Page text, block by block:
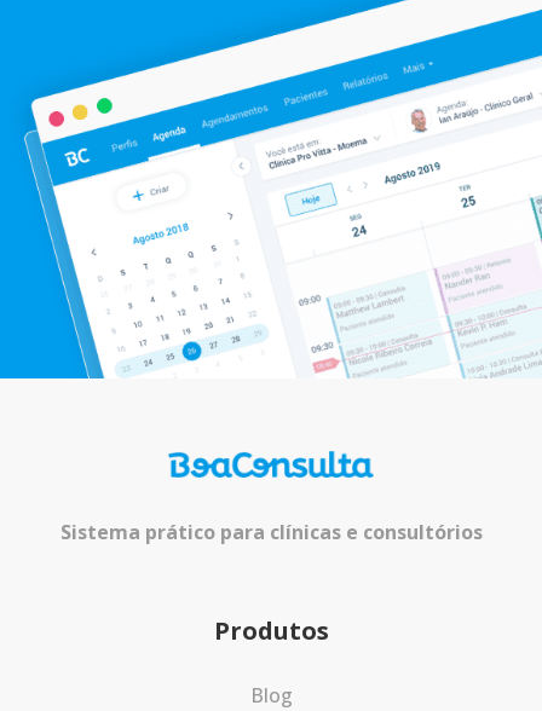
Sistema prático para clínicas e consultórios
Produtos
Blog